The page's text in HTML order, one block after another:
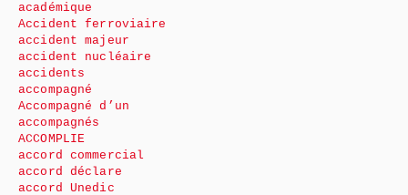
académique
Accident ferroviaire
accident majeur
accident nucléaire
accidents
accompagné
Accompagné d’un
accompagnés
ACCOMPLIE
accord commercial
accord déclare
accord Unedic